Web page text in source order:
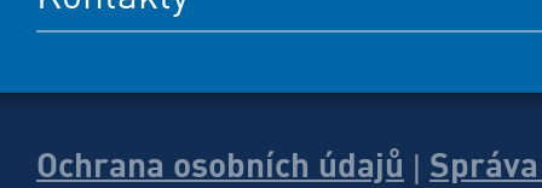
Ochrana osobních údajů